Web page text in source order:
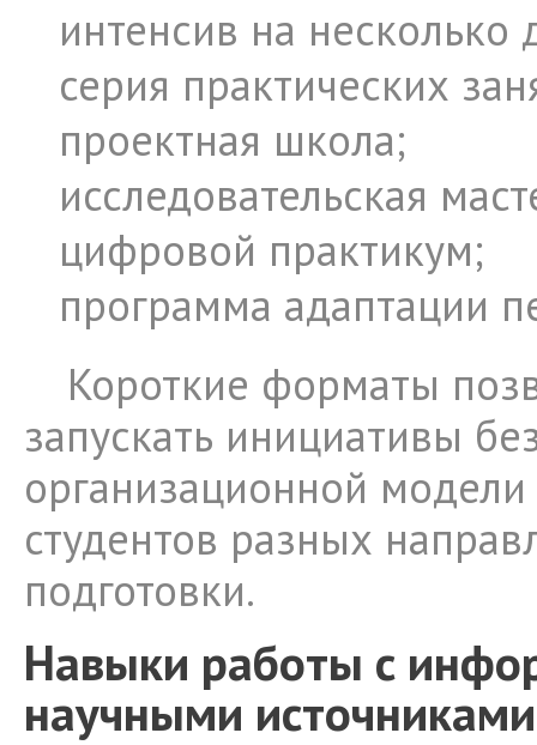
интенсив на несколько
серия практических
проектная школа;
исследовательская
цифровой практикум;
программа адаптации
Короткие форматы
запускать инициативы
организационной модели
студентов разных
подготовки.
Навыки работы с
научными источниками